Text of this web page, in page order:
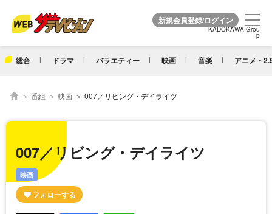
KADOKAWA Grou
p
総合 ドラマ バラエティー 映画 音楽 アニメ・
KADOKAWA Grou
p
番組 映画 007／リビング・デイライツ
007／リビング・デイライツ
映画